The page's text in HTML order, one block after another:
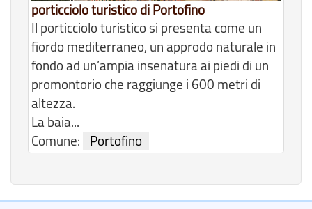
porticciolo turistico di Portofino
Il porticciolo turistico si presenta come un
fiordo mediterraneo, un approdo naturale in
fondo ad un’ampia insenatura ai piedi di un
promontorio che raggiunge i 600 metri di
altezza.
La baia...
Comune:
Portofino